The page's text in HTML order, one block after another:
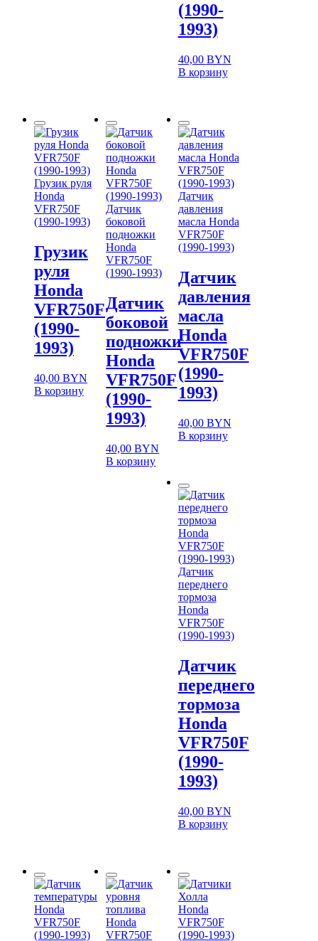
(1990-
1993)
40,00 BYN
В корзину
Грузик руля
Honda
VFR750F
(1990-1993)
Грузик
руля
Honda
VFR750F
(1990-
1993)
40,00 BYN
В корзину
Датчик
боковой
подножки
Honda
VFR750F
(1990-1993)
Датчик
боковой
подножки
Honda
VFR750F
(1990-
1993)
40,00BYN
В корзину
Датчик
давления
масла Honda
VFR750F
(1990-1993)
Датчик
давления
масла
Honda
VFR750F
(1990-
1993)
40,00 BYN
В корзину
Датчик
переднего
тормоза
Honda
VFR750F
(1990-1993)
Датчик
переднего
тормоза
Honda
VFR750F
(1990-
1993)
40,00 BYN
В корзину